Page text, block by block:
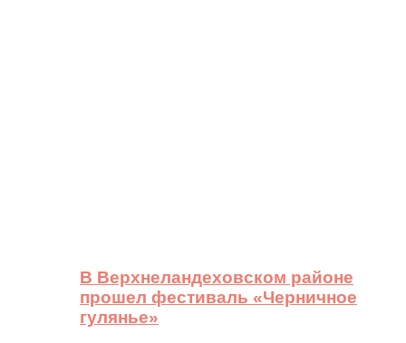
В Верхнеландеховском районе
прошел фестиваль «Черничное
гулянье»